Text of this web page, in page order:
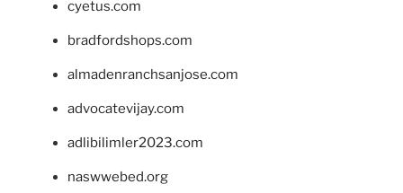
cyetus.com
bradfordshops.com
almadenranchsanjose.com
advocatevijay.com
adlibilimler2023.com
naswwebed.org